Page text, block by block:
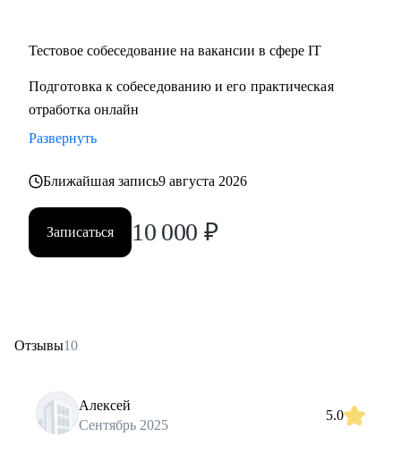
Тестовое собеседование на вакансии в сфере IT
Подготовка к собеседованию и его практическая
отработка онлайн
Развернуть
Ближайшая запись9 августа 2026
Записаться 10 000 ₽
Отзывы10
Алексей
Сентябрь 2025
5.0